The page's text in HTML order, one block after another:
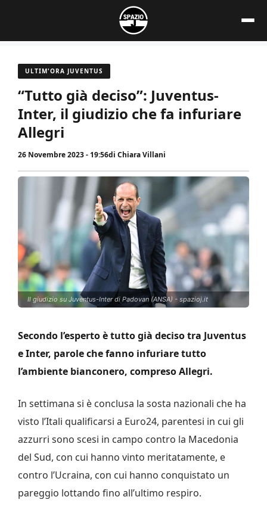
contenuto
ULTIM'ORA JUVENTUS
“Tutto già deciso”: Juventus-
Inter, il giudizio che fa infuriare
Allegri
26 Novembre 2023 - 19:56di Chiara Villani
Il giudizio su Juventus-Inter di Padovan (ANSA) - spazioj.it
Secondo l’esperto è tutto già deciso tra Juventus
e Inter, parole che fanno infuriare tutto
l’ambiente bianconero, compreso Allegri.
In settimana si è conclusa la sosta nazionali che ha
visto l’Itali qualificarsi a Euro24, parentesi in cui gli
azzurri sono scesi in campo contro la Macedonia
del Sud, con cui hanno vinto meritatamente, e
contro l’Ucraina, con cui hanno conquistato un
pareggio lottando fino all’ultimo respiro.